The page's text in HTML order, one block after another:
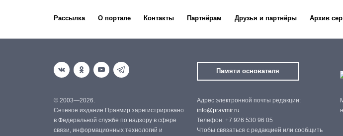
Рассылка О портале Контакты Партнёрам Друзья и партнёры Архив
Памяти основателя
© 2003—2026.
Сетевое издание Правмир зарегистрировано
в Федеральной службе по надзору в сфере
связи, информационных технологий и
Адрес электронной почты редакции:
info@pravmir.ru
Телефон: +7 926 530 96 05
Чтобы связаться с редакцией или сообщить